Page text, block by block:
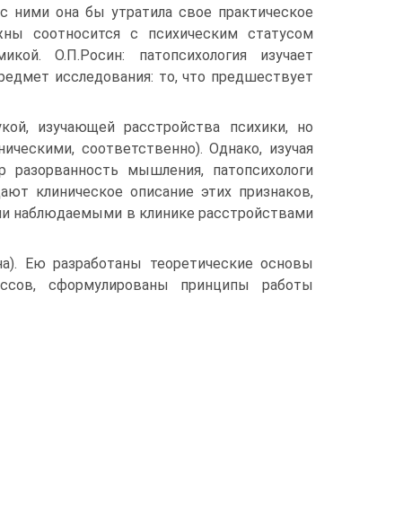
ними она бы утратила свое практическое
соотносится с психическим статусом
О.П.Росин: патопсихология изучает
исследования: то, что предшествует
изучающей расстройства психики, но
соответственно). Однако, изучая
мышления, патопсихологи
клиническое описание этих признаков,
наблюдаемыми в клинике расстройствами
Ею разработаны теоретические основы
сформулированы принципы работы